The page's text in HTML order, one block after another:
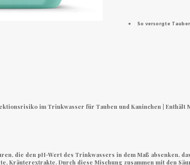
So versorgte
im Trinkwasser für Tauben und Kaninchen | Enthält
die den pH-Wert des Trinkwassers in dem Maß absenken,
Kräuterextrakte. Durch diese Mischung zusammen mit den